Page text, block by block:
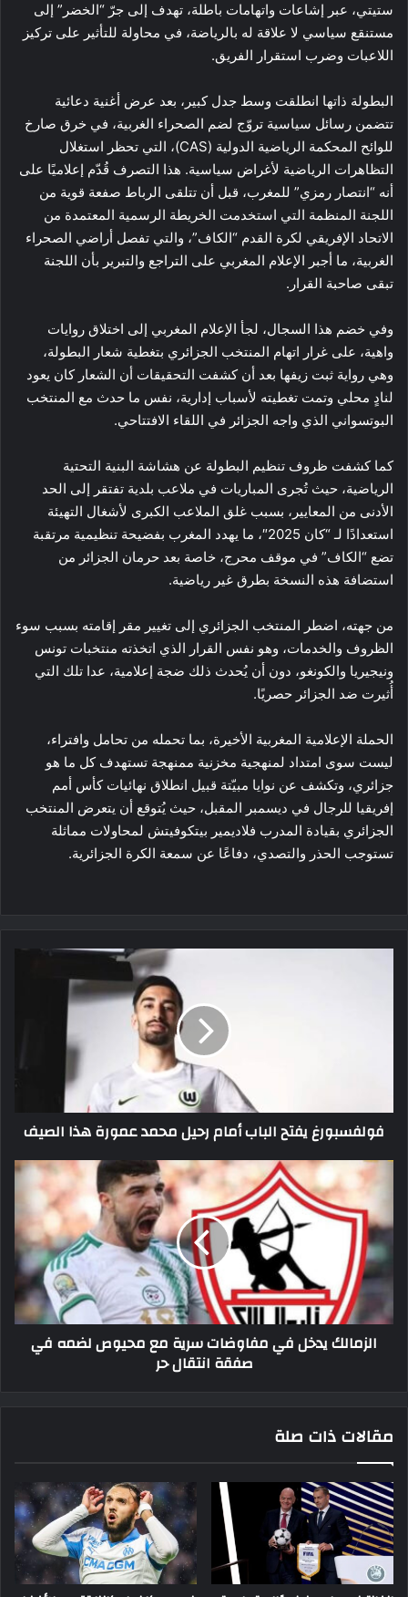
ستيتي، عبر إشاعات واتهامات باطلة، تهدف إلى جرّ “الخضر” إلى
مستنقع سياسي لا علاقة له بالرياضة، في محاولة للتأثير على تركيز
اللاعبات وضرب استقرار الفريق.
البطولة ذاتها انطلقت وسط جدل كبير، بعد عرض أغنية دعائية
تتضمن رسائل سياسية تروّج لضم الصحراء الغربية، في خرق صارخ
للوائح المحكمة الرياضية الدولية (CAS)، التي تحظر استغلال
التظاهرات الرياضية لأغراض سياسية. هذا التصرف قُدّم إعلاميًا على
أنه “انتصار رمزي” للمغرب، قبل أن تتلقى الرباط صفعة قوية من
اللجنة المنظمة التي استخدمت الخريطة الرسمية المعتمدة من
الاتحاد الإفريقي لكرة القدم “الكاف”، والتي تفصل أراضي الصحراء
الغربية، ما أجبر الإعلام المغربي على التراجع والتبرير بأن اللجنة
تبقى صاحبة القرار.
وفي خضم هذا السجال، لجأ الإعلام المغربي إلى اختلاق روايات
واهية، على غرار اتهام المنتخب الجزائري بتغطية شعار البطولة،
وهي رواية ثبت زيفها بعد أن كشفت التحقيقات أن الشعار كان يعود
لنادٍ محلي وتمت تغطيته لأسباب إدارية، نفس ما حدث مع المنتخب
البوتسواني الذي واجه الجزائر في اللقاء الافتتاحي.
كما كشفت ظروف تنظيم البطولة عن هشاشة البنية التحتية
الرياضية، حيث تُجرى المباريات في ملاعب بلدية تفتقر إلى الحد
الأدنى من المعايير، بسبب غلق الملاعب الكبرى لأشغال التهيئة
استعدادًا لـ “كان 2025″، ما يهدد المغرب بفضيحة تنظيمية مرتقبة
تضع “الكاف” في موقف محرج، خاصة بعد حرمان الجزائر من
استضافة هذه النسخة بطرق غير رياضية.
من جهته، اضطر المنتخب الجزائري إلى تغيير مقر إقامته بسبب سوء
الظروف والخدمات، وهو نفس القرار الذي اتخذته منتخبات تونس
ونيجيريا والكونغو، دون أن يُحدث ذلك ضجة إعلامية، عدا تلك التي
أُثيرت ضد الجزائر حصريًا.
الحملة الإعلامية المغربية الأخيرة، بما تحمله من تحامل وافتراء،
ليست سوى امتداد لمنهجية مخزنية ممنهجة تستهدف كل ما هو
جزائري، وتكشف عن نوايا مبيّتة قبيل انطلاق نهائيات كأس أمم
إفريقيا للرجال في ديسمبر المقبل، حيث يُتوقع أن يتعرض المنتخب
الجزائري بقيادة المدرب فلاديمير بيتكوفيتش لمحاولات مماثلة
تستوجب الحذر والتصدي، دفاعًا عن سمعة الكرة الجزائرية.
الصيف
فولفسبورغ يفتح الباب أمام رحيل محمد عمورة هذا الصيف
الزمالك
يدخل
مفاوضات
سرية
مع
محيوص
في
صفقةالزمالك يدخل في مفاوضات سرية مع محيوص لضمه في
صفقة انتقال حر
مقالات ذات صلة